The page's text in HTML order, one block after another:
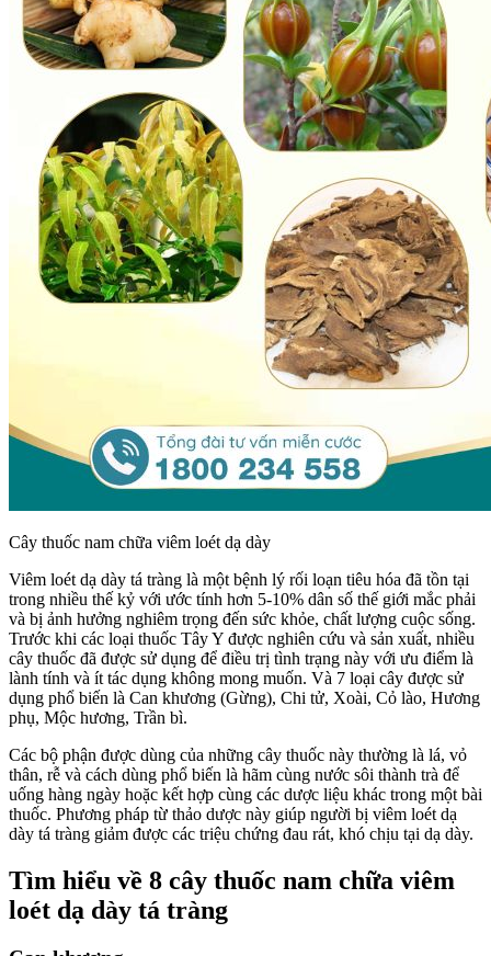
Cây thuốc nam chữa viêm loét dạ dày
Viêm loét dạ dày tá tràng là một bệnh lý rối loạn tiêu hóa đã tồn tại
trong nhiều thế kỷ với ước tính hơn 5-10% dân số thế giới mắc phải
và bị ảnh hưởng nghiêm trọng đến sức khỏe, chất lượng cuộc sống.
Trước khi các loại thuốc Tây Y được nghiên cứu và sản xuất, nhiều
cây thuốc đã được sử dụng để điều trị tình trạng này với ưu điểm là
lành tính và ít tác dụng không mong muốn. Và 7 loại cây được sử
dụng phổ biến là Can khương (Gừng), Chi tử, Xoài, Cỏ lào, Hương
phụ, Mộc hương, Trần bì.
Các bộ phận được dùng của những cây thuốc này thường là lá, vỏ
thân, rễ và cách dùng phổ biến là hãm cùng nước sôi thành trà để
uống hàng ngày hoặc kết hợp cùng các dược liệu khác trong một bài
thuốc. Phương pháp từ thảo dược này giúp người bị viêm loét dạ
dày tá tràng giảm được các triệu chứng đau rát, khó chịu tại dạ dày.
Tìm hiểu về 8 cây thuốc nam chữa viêm
loét dạ dày tá tràng